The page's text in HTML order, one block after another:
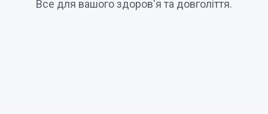
Все для вашого здоров'я та довголіття.